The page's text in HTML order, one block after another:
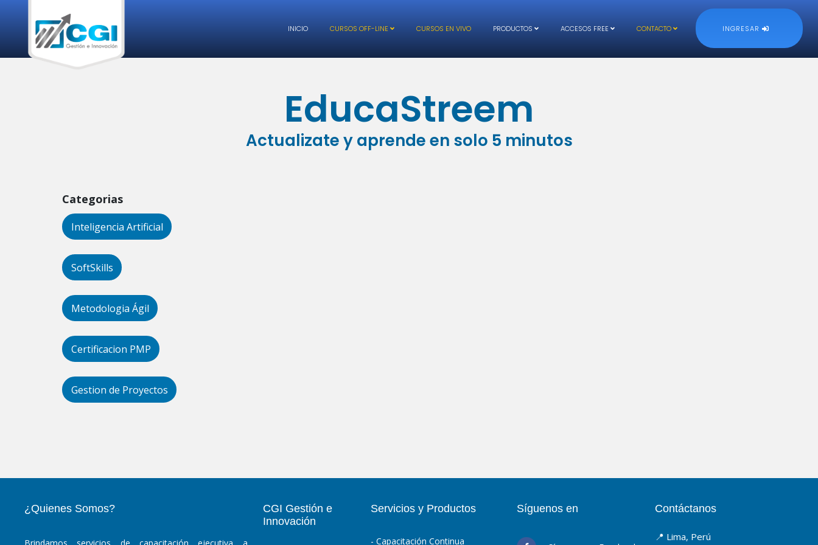
INICIO CURSOS OFF-LINE CURSOS EN VIVO PRODUCTOS ACCESOS FREE CONTACTO INGRESAR
EducaStreem
Actualizate y aprende en solo 5 minutos
Categorias
Inteligencia Artificial
SoftSkills
Metodologia Ágil
Certificacion PMP
Gestion de Proyectos
¿Quienes Somos?
CGI Gestión e
Innovación
Servicios y Productos
- Capacitación Continua
Síguenos en Contáctanos
📍 Lima, Perú